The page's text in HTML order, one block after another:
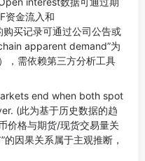
资金流入和
买记录可通过公司公告或
apparent demand”为
，需依赖第三方分析工具
end when both spot
(此为基于历史数据的趋
价格与期货/现货交易量关
的因果关系属于主观推断，